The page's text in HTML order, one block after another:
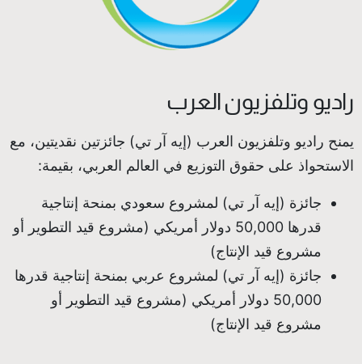
راديو وتلفزيون العرب
يمنح راديو وتلفزيون العرب (إيه آر تي) جائزتين نقديتين، مع
الاستحواذ على حقوق التوزيع في العالم العربي، بقيمة:
جائزة (إيه آر تي) لمشروع سعودي بمنحة إنتاجية
قدرها 50,000 دولار أمريكي (مشروع قيد التطوير أو
مشروع قيد الإنتاج)
جائزة (إيه آر تي) لمشروع عربي بمنحة إنتاجية قدرها
50,000 دولار أمريكي (مشروع قيد التطوير أو
مشروع قيد الإنتاج)